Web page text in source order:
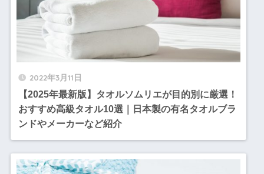
2022年3月11日
【2025年最新版】タオルソムリエが目的別に厳選！
おすすめ高級タオル10選｜日本製の有名タオルブラ
ンドやメーカーなど紹介